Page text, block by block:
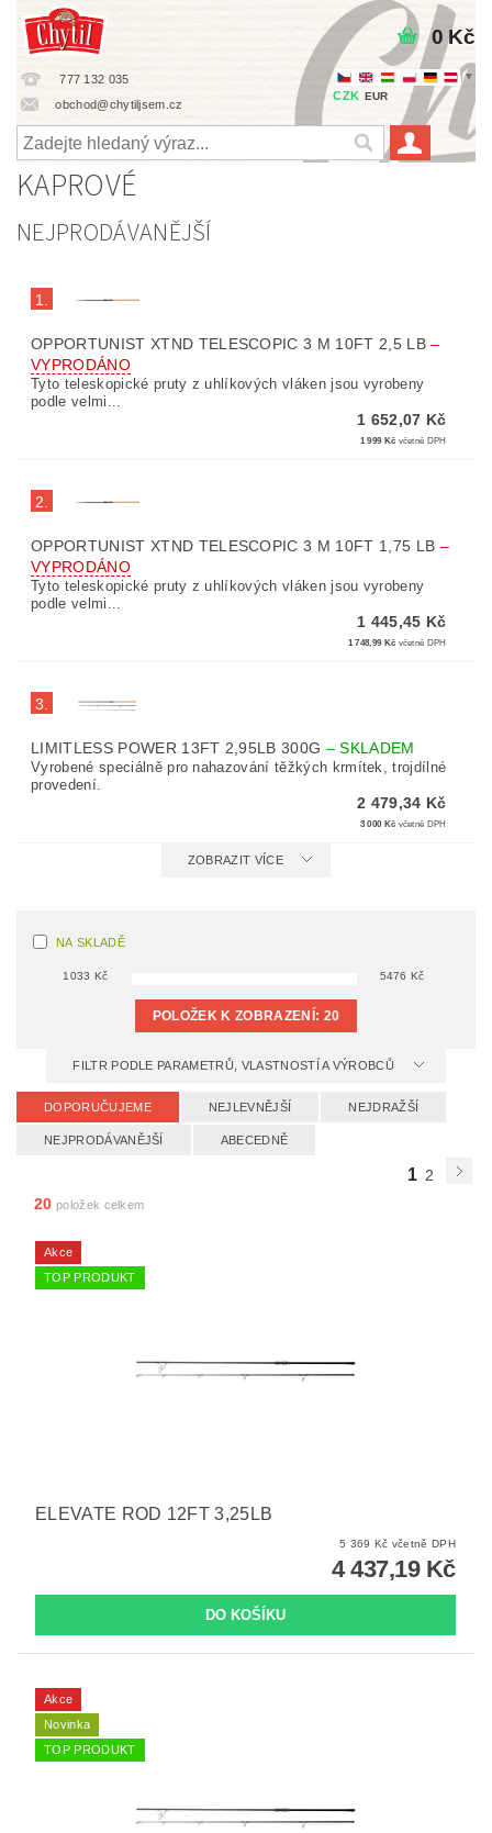
777 132 035
obchod@chytiljsem.cz
▼
CZK EUR
0 Kč
KAPROVÉ
NEJPRODÁVANĚJŠÍ
1.
OPPORTUNIST XTND TELESCOPIC 3 M 10FT 2,5 LB–
VYPRODÁNO
Tyto teleskopické pruty z uhlíkových vláken jsou vyrobeny
podle velmi...
1 652,07 Kč
1 999 Kč včetně DPH
2.
OPPORTUNIST XTND TELESCOPIC 3 M 10FT 1,75 LB –
VYPRODÁNO
Tyto teleskopické pruty z uhlíkových vláken jsou vyrobeny
podle velmi...
1 445,45 Kč
1 748,99 Kč včetně DPH
3.
LIMITLESS POWER 13FT 2,95LB 300G –SKLADEM
Vyrobené speciálně pro nahazování těžkých krmítek, trojdílné
provedení.
2 479,34 Kč
3 000 Kč včetně DPH
ZOBRAZIT VÍCE
NA SKLADĚ
1033 Kč 5476 Kč
POLOŽEK K ZOBRAZENÍ: 20
FILTR PODLE PARAMETRŮ, VLASTNOSTÍ A VÝROBCŮ
DOPORUČUJEME NEJLEVNĚJŠÍ NEJDRAŽŠÍ
NEJPRODÁVANĚJŠÍ ABECEDNĚ
1 2
20 položek celkem
Akce
TOP PRODUKT
ELEVATE ROD 12FT 3,25LB
5 369 Kč včetně DPH
4 437,19 Kč
Akce
Novinka
TOP PRODUKT